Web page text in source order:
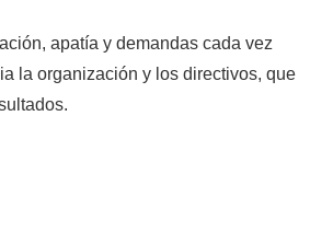
apatía y demandas cada vez
la organización y los directivos, que